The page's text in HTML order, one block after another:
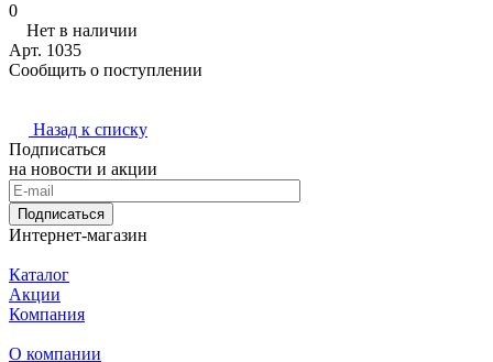
0
Нет в наличии
Арт. 1035
Сообщить о поступлении
Назад к списку
Подписаться
на новости и акции
Подписаться
Интернет-магазин
Каталог
Акции
Компания
О компании